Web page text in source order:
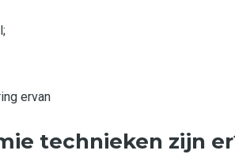
ervan
technieken zijn